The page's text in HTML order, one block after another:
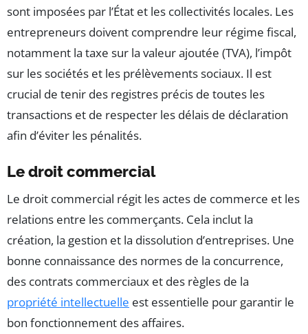
sont imposées par l’État et les collectivités locales. Les
entrepreneurs doivent comprendre leur régime fiscal,
notamment la taxe sur la valeur ajoutée (TVA), l’impôt
sur les sociétés et les prélèvements sociaux. Il est
crucial de tenir des registres précis de toutes les
transactions et de respecter les délais de déclaration
afin d’éviter les pénalités.
Le droit commercial
Le droit commercial régit les actes de commerce et les
relations entre les commerçants. Cela inclut la
création, la gestion et la dissolution d’entreprises. Une
bonne connaissance des normes de la concurrence,
des contrats commerciaux et des règles de la
propriété intellectuelle est essentielle pour garantir le
bon fonctionnement des affaires.